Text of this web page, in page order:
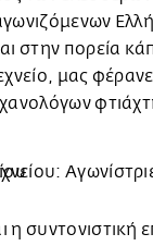
στην πορεία
μας
συντονιστική